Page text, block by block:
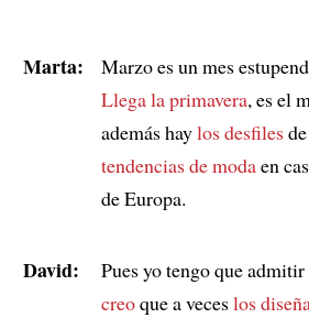
Marta: Marzo es un mes
Llega la primavera, es el
además haylos desfilesde
tendencias de modaen
de Europa.
David:
Pues yo tengo que
creoque a veceslos